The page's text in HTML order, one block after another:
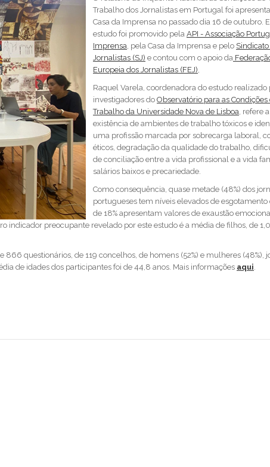
Trabalho dos Jornalistas em Portugal foi
Casa da Imprensa no passado dia 16 de outubro.
estudo foi promovido pela API - Associação
Imprensa, pela Casa da Imprensa e pelo
Jornalistas (SJ) e contou com o apoio da
Europeia dos Jornalistas (FEJ),
Raquel Varela, coordenadora do estudo realizado
investigadores do Observatório para as Condições
Trabalho da Universidade Nova de Lisboa, refere a
existência de ambientes de trabalho tóxicos e
uma profissão marcada por sobrecarga laboral,
éticos, degradação da qualidade do trabalho,
de conciliação entre a vida profissional e a vida
salários baixos e precariedade.
Como consequência, quase metade (48%) dos
portugueses tem níveis elevados de esgotamento
de 18% apresentam valores de exaustão
preocupante revelado por este estudo é a média de filhos, de
questionários, de 119 concelhos, de homens (52%) e mulheres (48%),
de idades dos participantes foi de 44,8 anos. Mais informações aqui.